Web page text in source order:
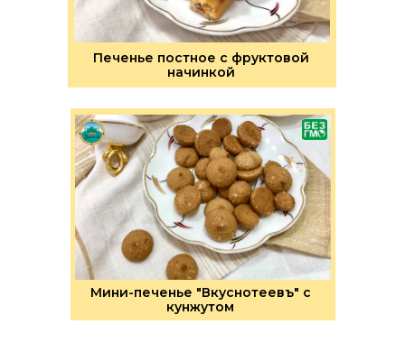
Мини-печенье "Вкуснотеевъ" с
кунжутом
Печенье постное с фруктовой
начинкой